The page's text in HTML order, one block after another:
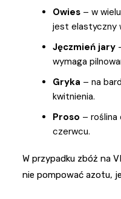
Owies – w
jest elastyczny
Jęczmień jary
wymaga
Gryka – na
kwitnienia.
Proso – roślina
czerwcu.
W przypadku zbóż na
nie pompować azotu,